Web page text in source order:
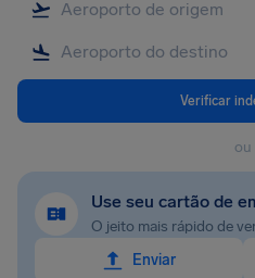
Verificar
ou
Use seu cartão de
O jeito mais rápido de
Enviar